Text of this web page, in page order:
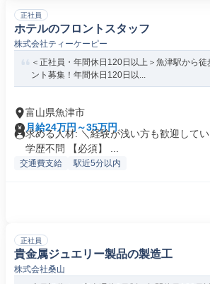
正社員
ホテルのフロントスタッフ
株式会社ティーケーピー
＜正社員・年間休日120日以上＞魚津駅から徒
ント募集！年間休日120日以...
富山県魚津市
月給24万円～35万円
求める人材: ＼経験が浅い方も歓迎して
学歴不問 【必須】 ...
交通費支給 駅近5分以内
正社員
貴金属ジュエリー製品の製造工
株式会社桑山